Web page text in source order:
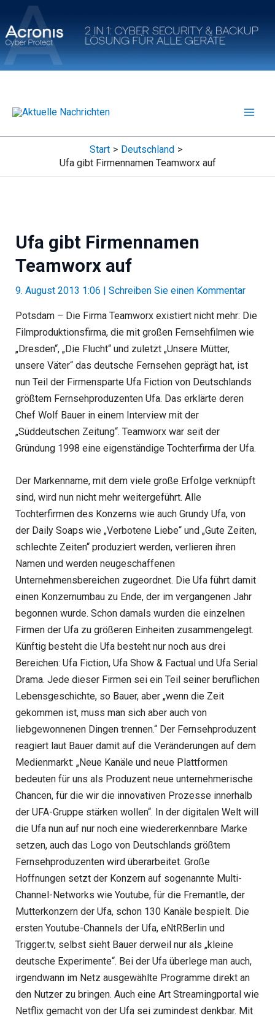
Inhalt
springen
Start
Deutschland
Ufa gibt Firmennamen Teamworx auf
Ufa gibt Firmennamen
Teamworx auf
9. August 2013 1:06 Schreiben Sie einen Kommentar
Potsdam – Die Firma Teamworx existiert nicht mehr: Die
Filmproduktionsfirma, die mit großen Fernsehfilmen wie
„Dresden“, „Die Flucht“ und zuletzt „Unsere Mütter,
unsere Väter“ das deutsche Fernsehen geprägt hat, ist
nun Teil der Firmensparte Ufa Fiction von Deutschlands
größtem Fernsehproduzenten Ufa. Das erklärte deren
Chef Wolf Bauer in einem Interview mit der
„Süddeutschen Zeitung“. Teamworx war seit der
Gründung 1998 eine eigenständige Tochterfirma der Ufa.
Der Markenname, mit dem viele große Erfolge verknüpft
sind, wird nun nicht mehr weitergeführt. Alle
Tochterfirmen des Konzerns wie auch Grundy Ufa, von
der Daily Soaps wie „Verbotene Liebe“ und „Gute Zeiten,
schlechte Zeiten“ produziert werden, verlieren ihren
Namen und werden neugeschaffenen
Unternehmensbereichen zugeordnet. Die Ufa führt damit
einen Konzernumbau zu Ende, der im vergangenen Jahr
begonnen wurde. Schon damals wurden die einzelnen
Firmen der Ufa zu größeren Einheiten zusammengelegt.
Künftig besteht die Ufa besteht nur noch aus drei
Bereichen: Ufa Fiction, Ufa Show & Factual und Ufa Serial
Drama. Jede dieser Firmen sei ein Teil seiner beruflichen
Lebensgeschichte, so Bauer, aber „wenn die Zeit
gekommen ist, muss man sich aber auch von
liebgewonnenen Dingen trennen.“ Der Fernsehproduzent
reagiert laut Bauer damit auf die Veränderungen auf dem
Medienmarkt: „Neue Kanäle und neue Plattformen
bedeuten für uns als Produzent neue unternehmerische
Chancen, für die wir die innovativen Prozesse innerhalb
der UFA-Gruppe stärken wollen“. In der digitalen Welt will
die Ufa nun auf nur noch eine wiedererkennbare Marke
setzen, auch das Logo von Deutschlands größtem
Fernsehproduzenten wird überarbeitet. Große
Hoffnungen setzt der Konzern auf sogenannte Multi-
Channel-Networks wie Youtube, für die Fremantle, der
Mutterkonzern der Ufa, schon 130 Kanäle bespielt. Die
ersten Youtube-Channels der Ufa, eNtRBerlin und
Trigger.tv, selbst sieht Bauer derweil nur als „kleine
deutsche Experimente“. Bei der Ufa überlege man auch,
irgendwann im Netz ausgewählte Programme direkt an
den Nutzer zu bringen. Auch eine Art Streamingportal wie
Netflix gemacht von der Ufa sei zumindest denkbar. Mit